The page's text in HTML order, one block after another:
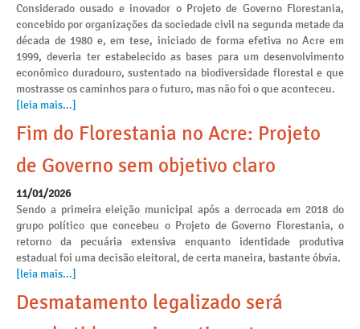
Considerado ousado e inovador o Projeto de Governo Florestania,
concebido por organizações da sociedade civil na segunda metade da
década de 1980 e, em tese, iniciado de forma efetiva no Acre em
1999, deveria ter estabelecido as bases para um desenvolvimento
econômico duradouro, sustentado na biodiversidade florestal e que
mostrasse os caminhos para o futuro, mas não foi o que aconteceu.
[leia mais...]
Fim do Florestania no Acre: Projeto
de Governo sem objetivo claro
11/01/2026
Sendo a primeira eleição municipal após a derrocada em 2018 do
grupo político que concebeu o Projeto de Governo Florestania, o
retorno da pecuária extensiva enquanto identidade produtiva
estadual foi uma decisão eleitoral, de certa maneira, bastante óbvia.
[leia mais...]
Desmatamento legalizado será